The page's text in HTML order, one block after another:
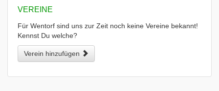
VEREINE
Für Wentorf sind uns zur Zeit noch keine Vereine bekannt!
Kennst Du welche?
Verein hinzufügen